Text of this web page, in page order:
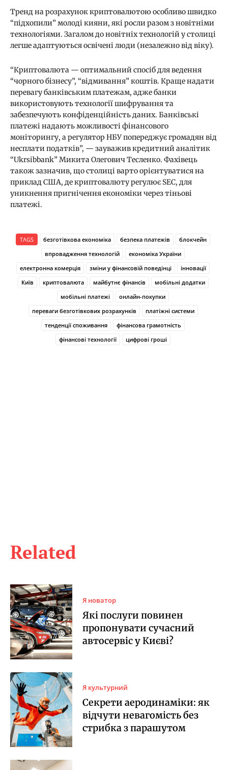
Related
Я новатор
Які послуги повинен
пропонувати сучасний
автосервіс у Києві?
Я культурний
Секрети аеродинаміки: як
відчути невагомість без
стрибка з парашутом
Тренд на розрахунок криптовалютою особливо швидко
“підхопили” молоді кияни, які росли разом з новітніми
технологіями. Загалом до новітніх технологій у столиці
легше адаптуються освічені люди (незалежно від віку).
“Криптовалюта — оптимальний спосіб для ведення
“чорного бізнесу”, “відмивання” коштів. Краще надати
перевагу банківським платежам, адже банки
використовують технології шифрування та
забезпечують конфіденційність даних. Банківські
платежі надають можливості фінансового
моніторингу, а регулятор НБУ попереджує громадян від
несплати податків”, — зауважив кредитний аналітик
“Ukrsibbank” Микита Олегович Тесленко. Фахівець
також зазначив, що столиці варто орієнтуватися на
приклад США, де криптовалюту регулює SEC, для
уникнення пригнічення економіки через тіньові
платежі.
TAGS безготівкова економіка безпека платежів
блокчейн
впровадження технологій
економіка України
електронна комерція
зміни у фінансовій поведінці
інновації
Київ
криптовалюта майбутнє фінансів
мобільні додатки
мобільні платежі
онлайн-покупки
переваги безготівкових розрахунків
платіжні системи
тенденції споживання
фінансова грамотність
фінансові технології
цифрові гроші